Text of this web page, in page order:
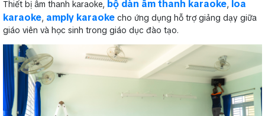
Thiết bị âm thanh karaoke, bộ dàn âm thanh karaoke, loa
karaoke, amply karaoke cho ứng dụng hỗ trợ giảng dạy giữa
giáo viên và học sinh trong giáo dục đào tạo.